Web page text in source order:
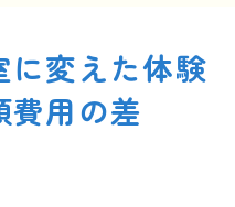
に変えた体験
費用の差